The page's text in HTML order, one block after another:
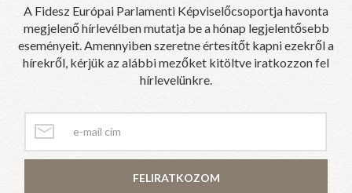
A Fidesz Európai Parlamenti Képviselőcsoportja havonta
megjelenő hírlevélben mutatja be a hónap legjelentősebb
eseményeit. Amennyiben szeretne értesítőt kapni ezekről a
hírekről, kérjük az alábbi mezőket kitöltve iratkozzon fel
hírlevelünkre.
FELIRATKOZOM